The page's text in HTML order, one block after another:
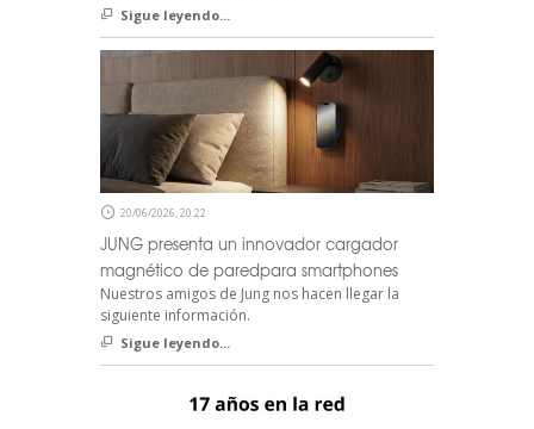
Sigue leyendo...
20/06/2026, 20:22
JUNG presenta un innovador cargador
magnético de paredpara smartphones
Nuestros amigos de Jung nos hacen llegar la
siguiente información.
Sigue leyendo...